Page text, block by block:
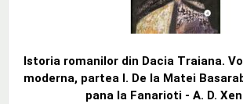
Istoria romanilor din Dacia Traiana.
moderna, partea I. De la Matei
pana la Fanarioti - A. D.